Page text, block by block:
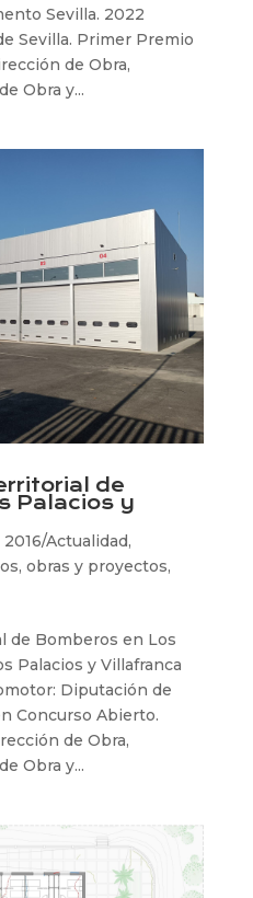
Sevilla. 2022
Sevilla. Primer Premio
de Obra,
Obra y...
de
Palacios y
2016/Actualidad,
, obras y proyectos,
de Bomberos en Los
Palacios y Villafranca
Diputación de
Concurso Abierto.
de Obra,
Obra y...